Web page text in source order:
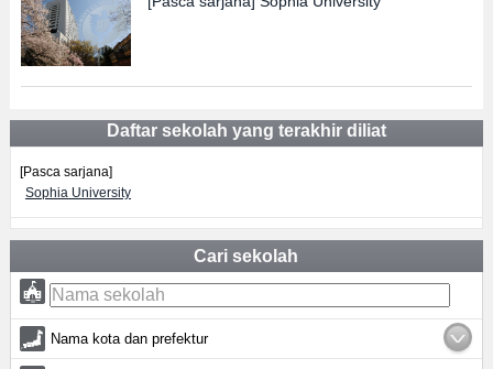
Daftar sekolah yang terakhir diliat
[Pasca sarjana]
Sophia University
Cari sekolah
Nama kota dan prefektur